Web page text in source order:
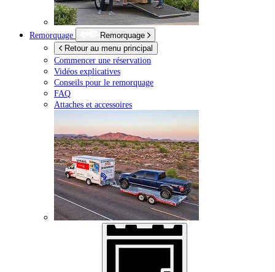
Remorquage
Remorquage
Retour au menu principal
Commencer une réservation
Vidéos explicatives
Conseils pour le remorquage
FAQ
Attaches et accessoires